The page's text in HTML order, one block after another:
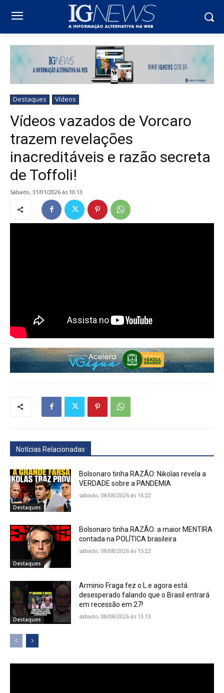
Destaques Vídeos
Vídeos vazados de Vorcaro
trazem revelações
inacreditáveis e razão secreta
de Toffoli!
sábado, 31/01/2026 ás 10:13
Notícias Relacionadas
Destaques
Bolsonaro tinha RAZÃO: Nikolas revela a
VERDADE sobre a PANDEMIA
sábado, 08/08/2026 ás 16:22
Destaques
Bolsonaro tinha RAZÃO: a maior MENTIRA
contada na POLÍTICA brasileira
sábado, 08/08/2026 ás 15:22
Destaques
Arminio Fraga fez o L e agora está
desesperado falando que o Brasil entrará
em recessão em 27!
sábado, 08/08/2026 ás 13:13